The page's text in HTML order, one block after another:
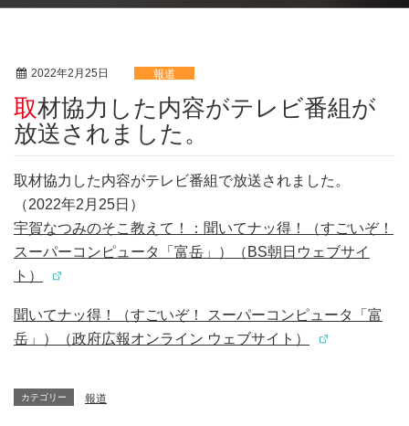
2022年2月25日 報道
取材協力した内容がテレビ番組が
放送されました。
取材協力した内容がテレビ番組で放送されました。
（2022年2月25日）
宇賀なつみのそこ教えて！：聞いてナッ得！（すごいぞ！
スーパーコンピュータ「富岳」）（BS朝日ウェブサイ
ト）
聞いてナッ得！（すごいぞ！ スーパーコンピュータ「富
岳」）（政府広報オンライン ウェブサイト）
カテゴリー 報道